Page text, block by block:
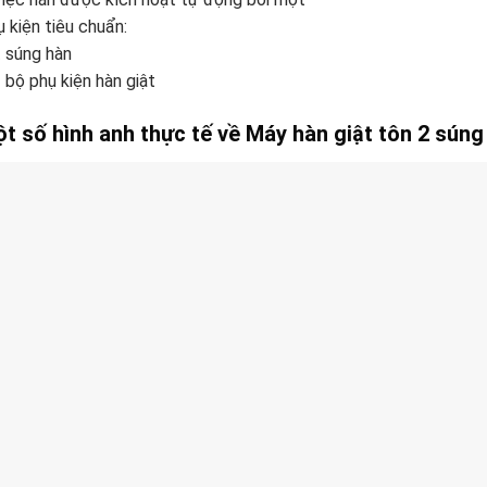
kiện tiêu chuẩn:
súng hàn
bộ phụ kiện hàn giật
số hình anh thực tế về Máy hàn giật tôn 2